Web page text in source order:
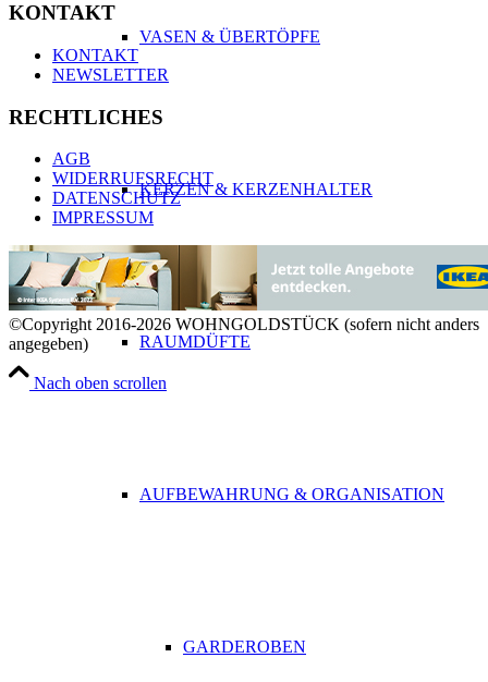
VASEN & ÜBERTÖPFE
KERZEN & KERZENHALTER
RAUMDÜFTE
AUFBEWAHRUNG & ORGANISATION
GARDEROBEN
KONTAKT
KONTAKT
NEWSLETTER
RECHTLICHES
AGB
WIDERRUFSRECHT
DATENSCHUTZ
IMPRESSUM
©Copyright 2016-2026 WOHNGOLDSTÜCK (sofern nicht anders
angegeben)
Nach oben scrollen